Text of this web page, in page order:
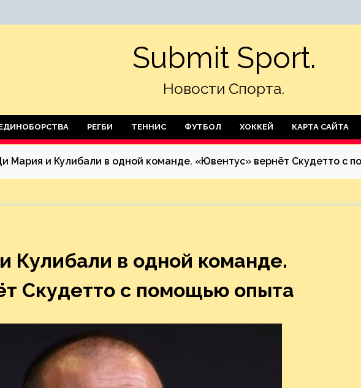
Submit Sport.
Новости Спорта.
РЕГБИ ТЕННИС ФУТБОЛ ХОККЕЙ КАРТА САЙТА
Мария и Кулибали в одной команде. «Ювентус» вернёт Скудетто с
Кулибали в одной команде.
Скудетто с помощью опыта